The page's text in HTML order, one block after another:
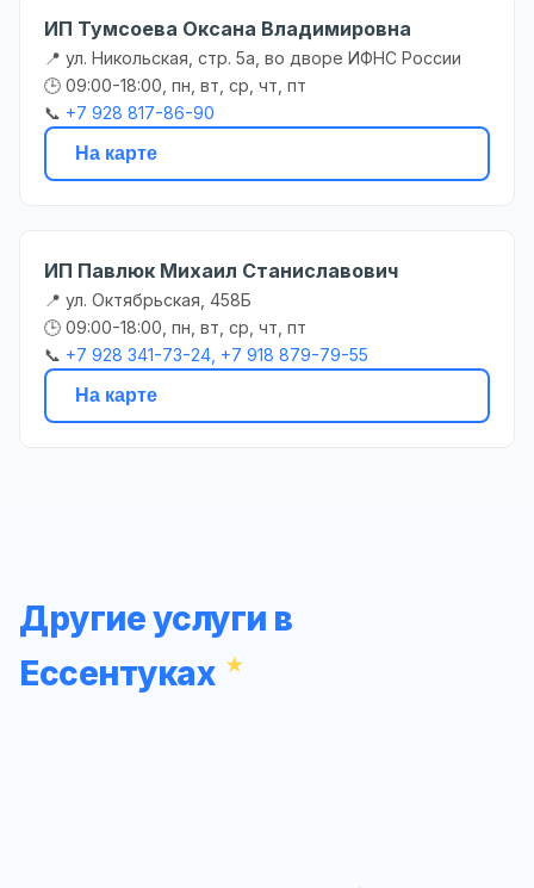
ИП Тумсоева Оксана Владимировна
📍 ул. Никольская, стр. 5а, во дворе ИФНС России
🕒 09:00-18:00, пн, вт, ср, чт, пт
📞 +7 928 817-86-90
На карте
ИП Павлюк Михаил Станиславович
📍 ул. Октябрьская, 458Б
🕒 09:00-18:00, пн, вт, ср, чт, пт
📞 +7 928 341-73-24, +7 918 879-79-55
На карте
Другие услуги в
Ессентуках